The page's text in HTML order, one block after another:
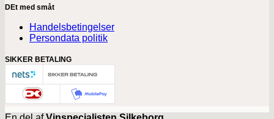
DEt med småt
Handelsbetingelser
Persondata politik
SIKKER BETALING